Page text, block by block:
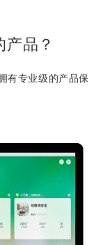
品？
有专业级的产品保